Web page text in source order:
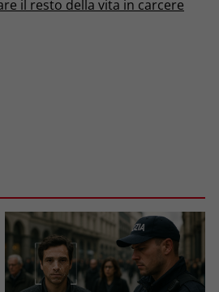
il resto della vita in carcere